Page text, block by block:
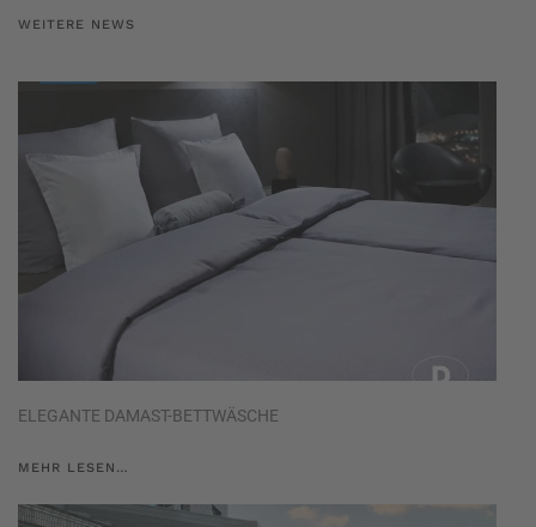
WEITERE NEWS
ELEGANTE DAMAST-BETTWÄSCHE
MEHR LESEN…